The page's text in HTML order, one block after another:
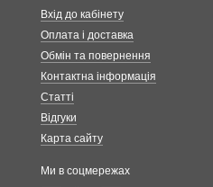
Вхід до кабінету
Оплата і доставка
Обмін та повернення
Контактна інформація
Статті
Відгуки
Карта сайту
Ми в соцмережах